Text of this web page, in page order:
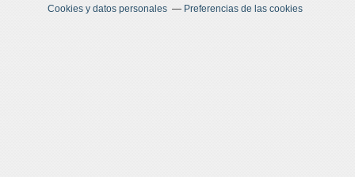
Cookies y datos personales
Preferencias de las cookies